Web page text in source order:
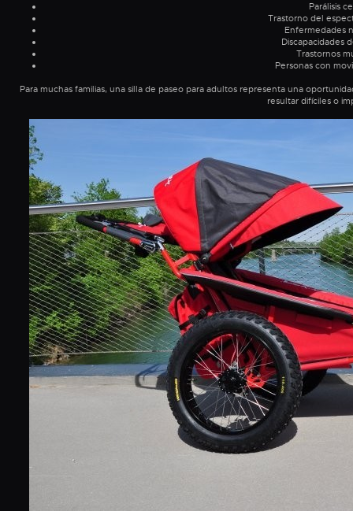
Parálisis
Trastorno del
Enfermedades
Discapacidades
Trastornos
Personas con
Para muchas familias, una silla de paseo para adultos representa una
resultar difíciles o